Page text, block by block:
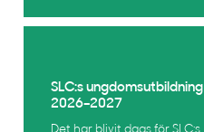
SLC:s ungdomsutbildning
2026–2027